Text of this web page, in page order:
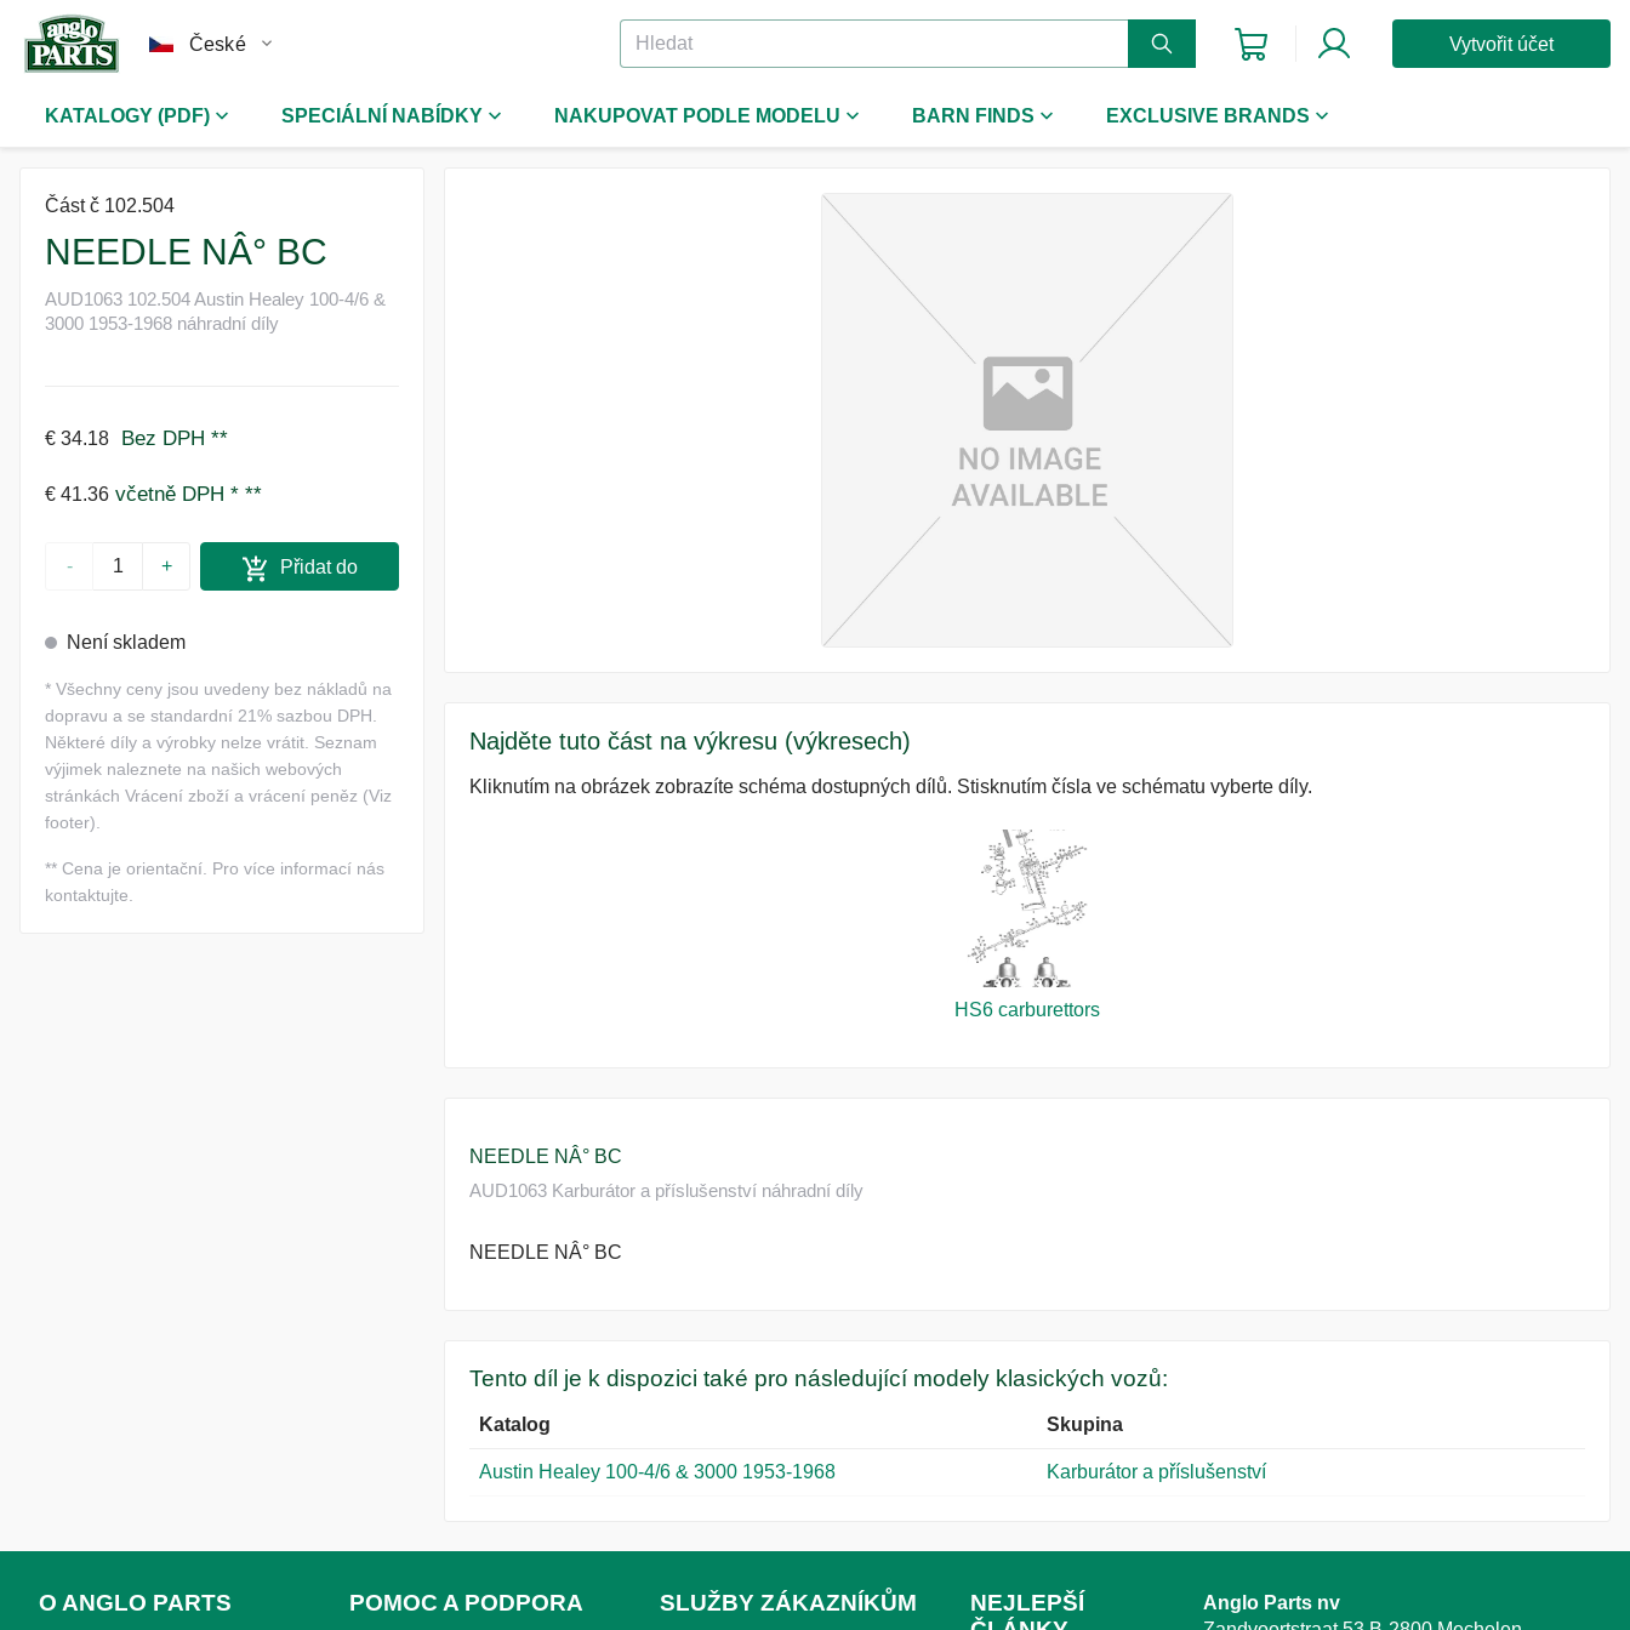
České Vytvořit účet
KATALOGY (PDF) SPECIÁLNÍ NABÍDKY NAKUPOVAT PODLE MODELU BARN FINDS EXCLUSIVE BRANDS
Část č 102.504
NEEDLE NÂ° BC
AUD1063 102.504 Austin Healey 100-4/6 &
3000 1953-1968 náhradní díly
€ 34.18 Bez DPH **
€ 41.36 včetně DPH * **
- +
Přidat do
Není skladem
* Všechny ceny jsou uvedeny bez nákladů na
dopravu a se standardní 21% sazbou DPH.
Některé díly a výrobky nelze vrátit. Seznam
výjimek naleznete na našich webových
stránkách Vrácení zboží a vrácení peněz (Viz
footer).
** Cena je orientační. Pro více informací nás
kontaktujte.
Najděte tuto část na výkresu (výkresech)
Kliknutím na obrázek zobrazíte schéma dostupných dílů. Stisknutím čísla ve schématu vyberte díly.
HS6 carburettors
NEEDLE NÂ° BC
AUD1063 Karburátor a příslušenství náhradní díly
NEEDLE NÂ° BC
Tento díl je k dispozici také pro následující modely klasických vozů:
Katalog Skupina
Austin Healey 100-4/6 & 3000 1953-1968 Karburátor a příslušenství
O ANGLO PARTS POMOC A PODPORA SLUŽBY ZÁKAZNÍKŮM
NEJLEPŠÍ
Anglo Parts nv